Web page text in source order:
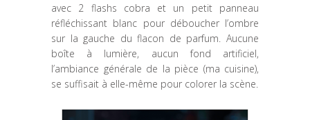
avec 2 flashs cobra et un petit panneau
réfléchissant blanc pour déboucher l’ombre
sur la gauche du flacon de parfum. Aucune
boîte à lumière, aucun fond artificiel,
l’ambiance générale de la pièce (ma cuisine),
se suffisait à elle-même pour colorer la scène.